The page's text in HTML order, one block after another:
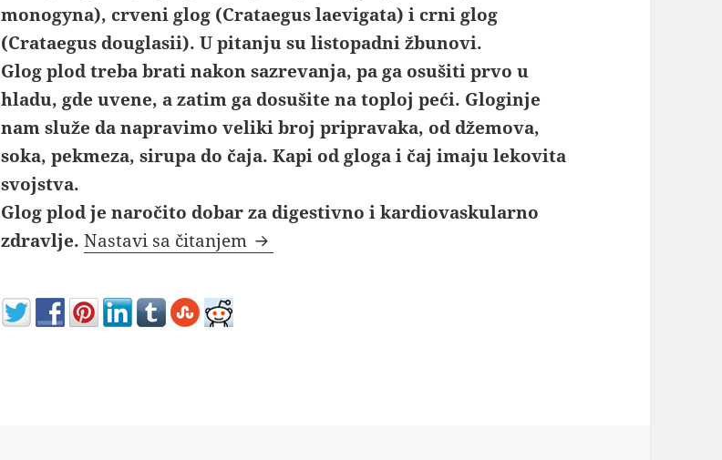
monogyna), crveni glog (Crataegus laevigata) i crni glog
(Crataegus douglasii). U pitanju su listopadni žbunovi.
Glog plod treba brati nakon sazrevanja, pa ga osušiti prvo u
hladu, gde uvene, a zatim ga dosušite na toploj peći. Gloginje
nam služe da napravimo veliki broj pripravaka, od džemova,
soka, pekmeza, sirupa do čaja. Kapi od gloga i čaj imaju lekovita
svojstva.
Glog plod je naročito dobar za digestivno i kardiovaskularno
zdravlje. Nastavi sa čitanjem Glog drvo – kapi i čaj od gloga